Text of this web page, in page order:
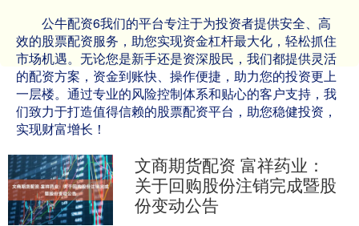
公牛配资6我们的平台专注于为投资者提供安全、高
效的股票配资服务，助您实现资金杠杆最大化，轻松抓住
市场机遇。无论您是新手还是资深股民，我们都提供灵活
的配资方案，资金到账快、操作便捷，助力您的投资更上
一层楼。通过专业的风险控制体系和贴心的客户支持，我
们致力于打造值得信赖的股票配资平台，助您稳健投资，
实现财富增长！
文商期货配资 富祥药业：
关于回购股份注销完成暨股
份变动公告